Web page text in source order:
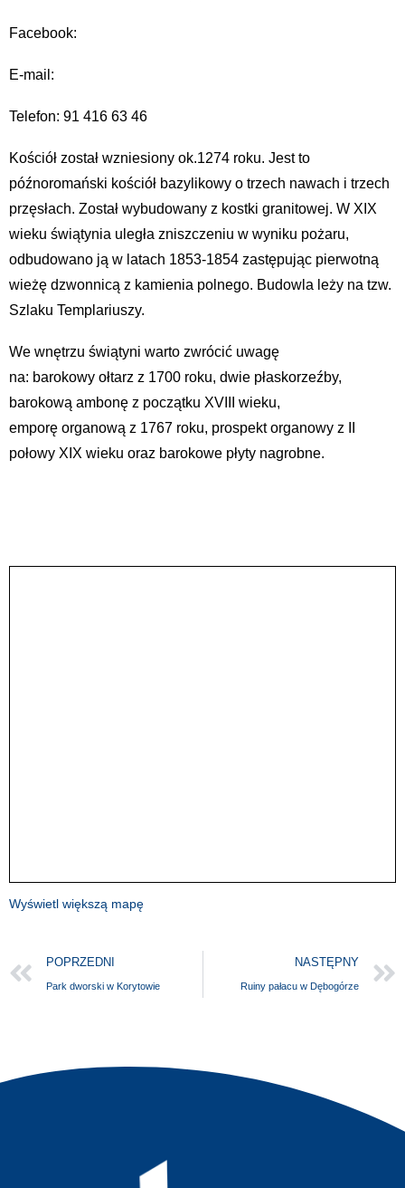
Facebook:
E-mail:
Telefon: 91 416 63 46
Kościół został wzniesiony ok.1274 roku. Jest to
późnoromański kościół bazylikowy o trzech nawach i trzech
przęsłach. Został wybudowany z kostki granitowej. W XIX
wieku świątynia uległa zniszczeniu w wyniku pożaru,
odbudowano ją w latach 1853-1854 zastępując pierwotną
wieżę dzwonnicą z kamienia polnego. Budowla leży na tzw.
Szlaku Templariuszy.
We wnętrzu świątyni warto zwrócić uwagę
na: barokowy ołtarz z 1700 roku, dwie płaskorzeźby,
barokową ambonę z początku XVIII wieku,
emporę organową z 1767 roku, prospekt organowy z II
połowy XIX wieku oraz barokowe płyty nagrobne.
Wyświetl większą mapę
POPRZEDNI
Park dworski w Korytowie
NASTĘPNY
Ruiny pałacu w Dębogórze